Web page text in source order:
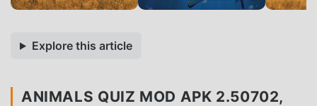
Explore this article
ANIMALS QUIZ MOD APK 2.50702,